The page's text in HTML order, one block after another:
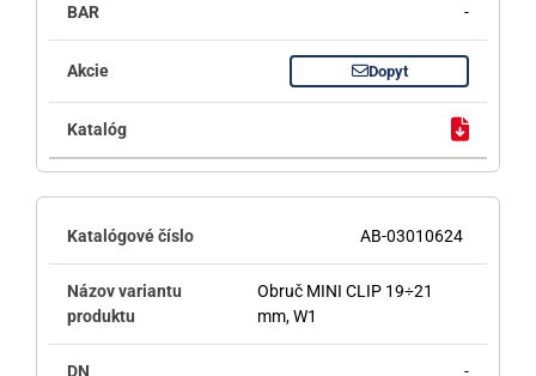
-
Dopyt
AB-03010624
Obruč MINI CLIP 19÷21
mm, W1
-